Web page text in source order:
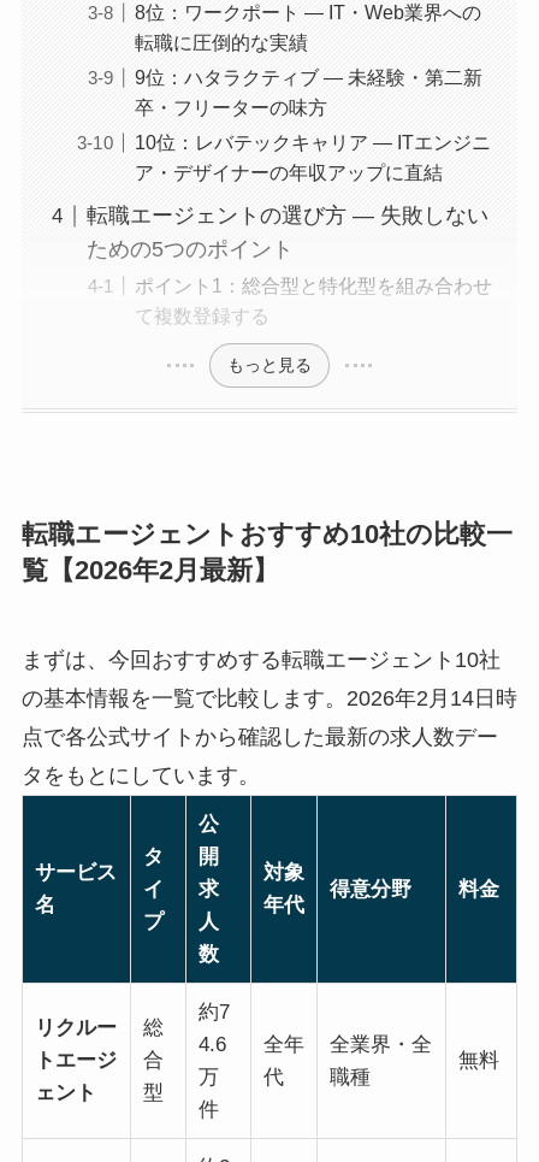
8位：ワークポート ― IT・Web業界への
転職に圧倒的な実績
9位：ハタラクティブ ― 未経験・第二新
卒・フリーターの味方
10位：レバテックキャリア ― ITエンジニ
ア・デザイナーの年収アップに直結
転職エージェントの選び方 ― 失敗しない
ための5つのポイント
ポイント1：総合型と特化型を組み合わせ
て複数登録する
もっと見る
転職エージェントおすすめ10社の比較一
覧【2026年2月最新】
まずは、今回おすすめする転職エージェント10社
の基本情報を一覧で比較します。2026年2月14日時
点で各公式サイトから確認した最新の求人数デー
タをもとにしています。
サービス
名
タ
イ
プ
公
開
求
人
数
対象
年代
得意分野 料金
リクルー
トエージ
ェント
総
合
型
約7
4.6
万
件
全年
代
全業界・全
職種
無料